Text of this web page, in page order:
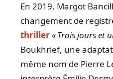
En 2019, Margot
changement de
thriller« Trois jours et
Boukhrief, une
même nom de Pierre